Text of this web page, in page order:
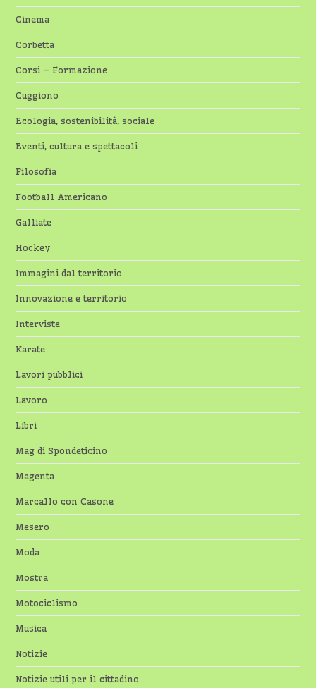
Cinema
Corbetta
Corsi – Formazione
Cuggiono
Ecologia, sostenibilità, sociale
Eventi, cultura e spettacoli
Filosofia
Football Americano
Galliate
Hockey
Immagini dal territorio
Innovazione e territorio
Interviste
Karate
Lavori pubblici
Lavoro
Libri
Mag di Spondeticino
Magenta
Marcallo con Casone
Mesero
Moda
Mostra
Motociclismo
Musica
Notizie
Notizie utili per il cittadino